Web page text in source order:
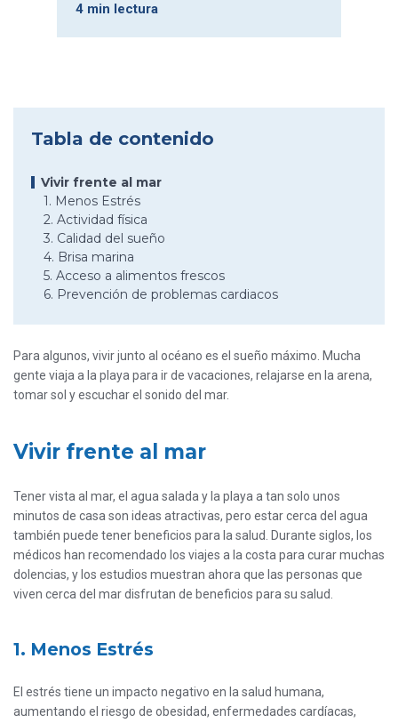
4 min lectura
Tabla de contenido
Vivir frente al mar
1. Menos Estrés
2. Actividad física
3. Calidad del sueño
4. Brisa marina
5. Acceso a alimentos frescos
6. Prevención de problemas cardiacos
Para algunos, vivir junto al océano es el sueño máximo. Mucha
gente viaja a la playa para ir de vacaciones, relajarse en la arena,
tomar sol y escuchar el sonido del mar.
Vivir frente al mar
Tener vista al mar, el agua salada y la playa a tan solo unos
minutos de casa son ideas atractivas, pero estar cerca del agua
también puede tener beneficios para la salud. Durante siglos, los
médicos han recomendado los viajes a la costa para curar muchas
dolencias, y los estudios muestran ahora que las personas que
viven cerca del mar disfrutan de beneficios para su salud.
1. Menos Estrés
El estrés tiene un impacto negativo en la salud humana,
aumentando el riesgo de obesidad, enfermedades cardíacas,